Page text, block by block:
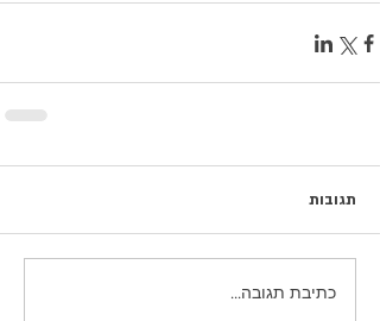
תגובות
כתיבת תגובה...